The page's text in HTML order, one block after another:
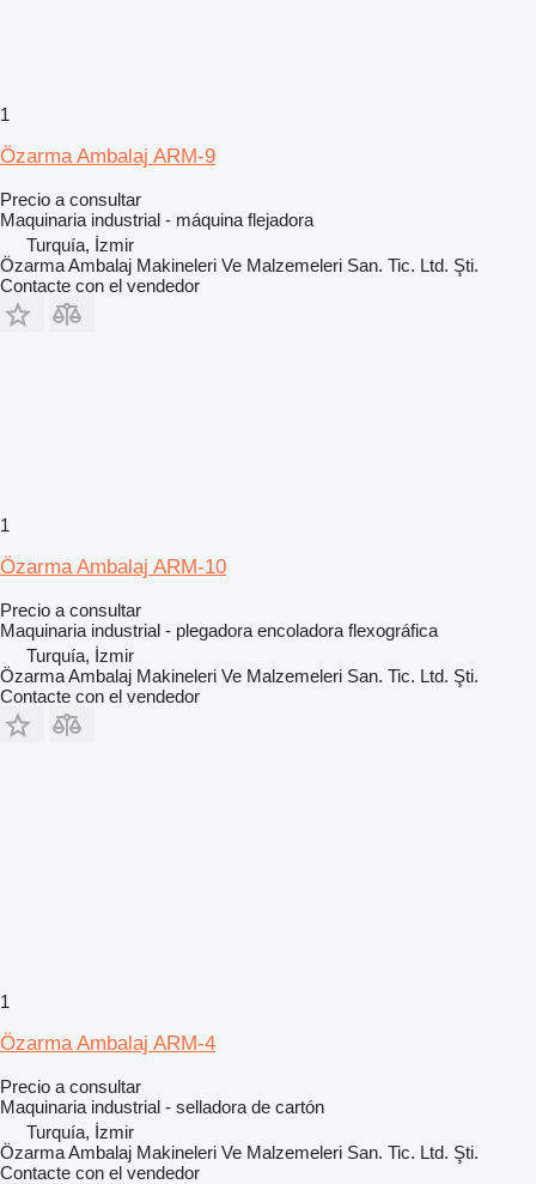
1
Özarma Ambalaj ARM-9
Precio a consultar
Maquinaria industrial - máquina flejadora
Turquía, İzmir
Özarma Ambalaj Makineleri Ve Malzemeleri San. Tic. Ltd. Şti.
Contacte con el vendedor
1
Özarma Ambalaj ARM-10
Precio a consultar
Maquinaria industrial - plegadora encoladora flexográfica
Turquía, İzmir
Özarma Ambalaj Makineleri Ve Malzemeleri San. Tic. Ltd. Şti.
Contacte con el vendedor
1
Özarma Ambalaj ARM-4
Precio a consultar
Maquinaria industrial - selladora de cartón
Turquía, İzmir
Özarma Ambalaj Makineleri Ve Malzemeleri San. Tic. Ltd. Şti.
Contacte con el vendedor